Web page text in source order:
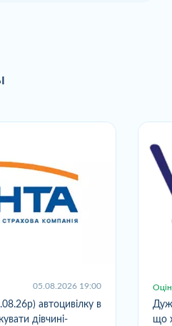
05.08.2026 19:00
автоцивілку в
дівчині-
що